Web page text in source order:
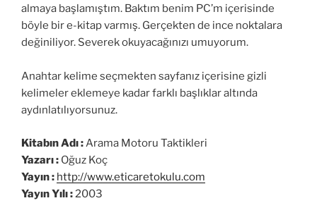
almaya başlamıştım. Baktım benim PC’m içerisinde
böyle bir e-kitap varmış. Gerçekten de ince noktalara
değiniliyor. Severek okuyacağınızı umuyorum.
Anahtar kelime seçmekten sayfanız içerisine gizli
kelimeler eklemeye kadar farklı başlıklar altında
aydınlatılıyorsunuz.
Kitabın Adı :Arama Motoru Taktikleri
Yazarı : Oğuz Koç
Yayın : http://www.eticaretokulu.com
Yayın Yılı :2003